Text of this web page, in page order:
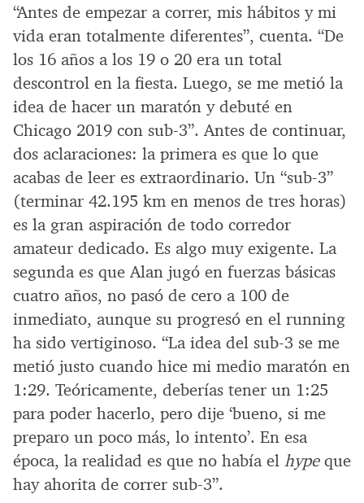
“Antes de empezar a correr, mis hábitos y mi
vida eran totalmente diferentes”, cuenta. “De
los 16 años a los 19 o 20 era un total
descontrol en la fiesta. Luego, se me metió la
idea de hacer un maratón y debuté en
Chicago 2019 con sub-3”. Antes de continuar,
dos aclaraciones: la primera es que lo que
acabas de leer es extraordinario. Un “sub-3”
(terminar 42.195 km en menos de tres horas)
es la gran aspiración de todo corredor
amateur dedicado. Es algo muy exigente. La
segunda es que Alan jugó en fuerzas básicas
cuatro años, no pasó de cero a 100 de
inmediato, aunque su progresó en el running
ha sido vertiginoso. “La idea del sub-3 se me
metió justo cuando hice mi medio maratón en
1:29. Teóricamente, deberías tener un 1:25
para poder hacerlo, pero dije ‘bueno, si me
preparo un poco más, lo intento’. En esa
época, la realidad es que no había el hypeque
hay ahorita de correr sub-3”.